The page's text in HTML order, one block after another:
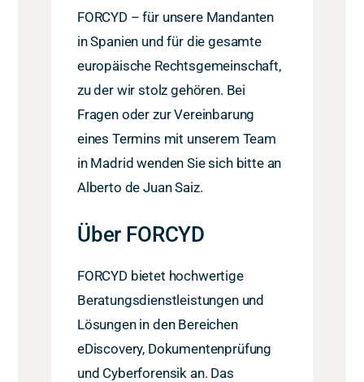
FORCYD – für unsere Mandanten
in Spanien und für die gesamte
europäische Rechtsgemeinschaft,
zu der wir stolz gehören. Bei
Fragen oder zur Vereinbarung
eines Termins mit unserem Team
in Madrid wenden Sie sich bitte an
Alberto de Juan Saiz.
Über FORCYD
FORCYD bietet hochwertige
Beratungsdienstleistungen und
Lösungen in den Bereichen
eDiscovery, Dokumentenprüfung
und Cyberforensik an. Das